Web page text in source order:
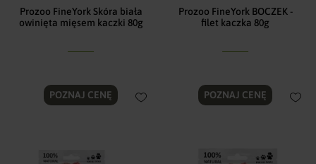
Prozoo FineYork Skóra biała
owinięta mięsem kaczki 80g
POZNAJ CENĘ
Prozoo FineYork BOCZEK -
filet kaczka 80g
POZNAJ CENĘ